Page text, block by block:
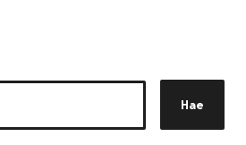
Hae